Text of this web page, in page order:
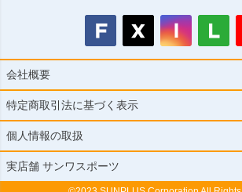
会社概要
特定商取引法に基づく表示
個人情報の取扱
実店舗 サンワスポーツ